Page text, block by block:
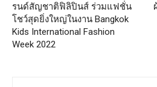
รนด์สัญชาติฟิลิปินส์ ร่วมแฟชั่น
โชว์สุดยิ่งใหญ่ในงาน Bangkok
Kids International Fashion
Week 2022